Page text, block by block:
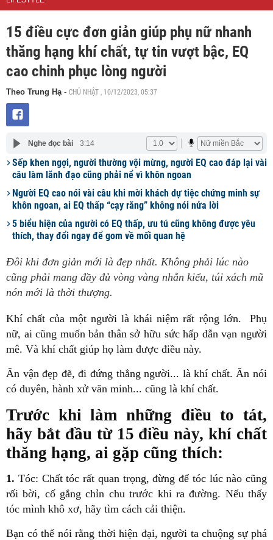
15 điều cực đơn giản giúp phụ nữ nhanh
thăng hạng khí chất, tự tin vượt bậc, EQ
cao chinh phục lòng người
Theo Trung Hạ - CHỦ NHẬT , 10/12/2023, 05:37
Nghe đọc bài 3:14
Sếp khen ngợi, người thường vội mừng, người EQ cao đáp lại vài
câu làm lãnh đạo cũng phải nể vì khôn ngoan
Người EQ cao nói vài câu khi mời khách dự tiệc chứng minh sự
khôn ngoan, ai EQ thấp “cạy răng” không nói nửa lời
5 biểu hiện của người có EQ thấp, ưu tú cũng không được yêu
thích, thay đổi ngay để gom về mối quan hệ
Đôi khi đơn giản mới là đẹp nhất. Không phải lúc nào
cũng phải mang đầy đủ vòng vàng nhẫn kiểu, túi xách mũ
nón mới là thời thượng.
Khí chất của một người là khái niệm rất rộng lớn. Phụ
nữ, ai cũng muốn bản thân sở hữu sức hấp dẫn vạn người
mê. Và khí chất giúp họ làm được điều này.
Ăn vận đẹp đẽ, đi đứng thẳng người... là khí chất. Ăn nói
có duyên, hành xử văn minh... cũng là khí chất.
Trước khi làm những điều to tát,
hãy bắt đầu từ 15 điều này, khí chất
thăng hạng, ai gặp cũng thích:
1. Tóc: Chất tóc rất quan trọng, đừng để tóc lúc nào cũng
rối bời, cố gắng chỉn chu trước khi ra đường. Nếu thấy
tóc mình khô xơ, hãy tìm cách cải thiện.
Bạn có thể nói rằng thời hiện đại, người ta chuộng sự phá